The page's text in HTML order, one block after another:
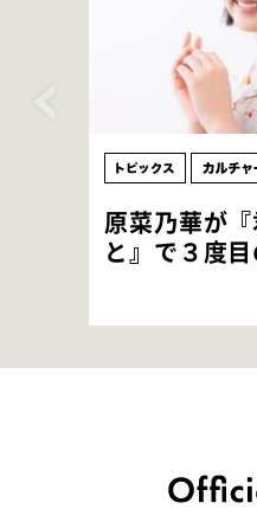
原菜乃華が
と』で３度
「お邪魔さ
感覚ですが